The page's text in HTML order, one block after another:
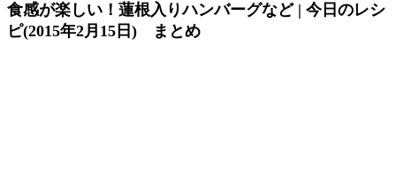
食感が楽しい！蓮根入りハンバーグなど | 今日のレシ
ピ(2015年2月15日) まとめ